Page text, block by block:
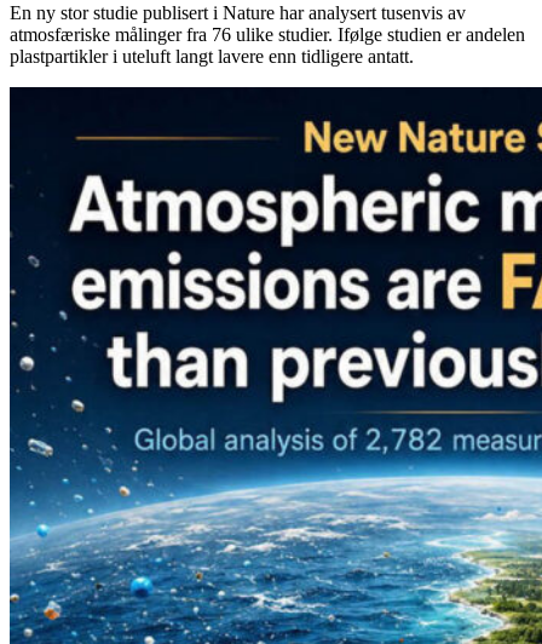
En ny stor studie publisert i Nature har analysert tusenvis av
atmosfæriske målinger fra 76 ulike studier. Ifølge studien er andelen
plastpartikler i uteluft langt lavere enn tidligere antatt.